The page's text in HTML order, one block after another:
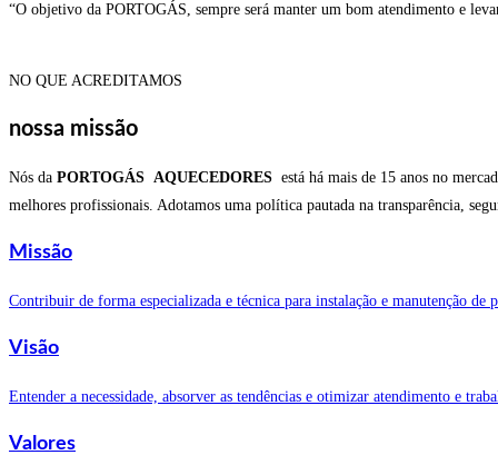
“O objetivo da PORTOGÁS, sempre será manter um bom atendimento e
NO QUE ACREDITAMOS
nossa missão
Nós da PORTOGÁS AQUECEDORES está há mais de 15 anos no
melhores profissionais. Adotamos uma política pautada na transparência,
Missão
Contribuir de forma especializada e técnica para instalação e manutenção
Visão
Entender a necessidade, absorver as tendências e otimizar atendimento e
Valores